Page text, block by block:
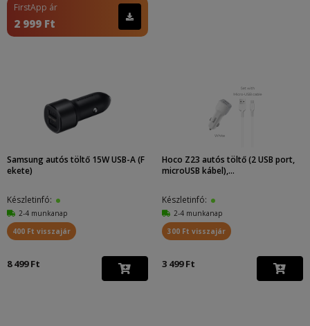
FirstApp ár
2 999 Ft
Samsung autós töltő 15W USB-A (F
ekete)
Készletinfó:
2-4 munkanap
400 Ft visszajár
8 499 Ft
Hoco Z23 autós töltő (2 USB port,
microUSB kábel),...
Készletinfó:
2-4 munkanap
300 Ft visszajár
3 499 Ft